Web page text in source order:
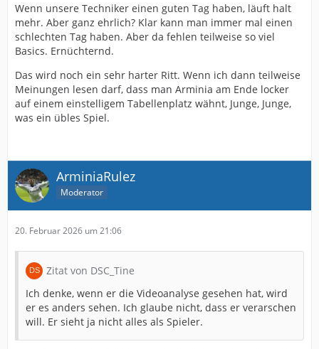
Wenn unsere Techniker einen guten Tag haben, läuft halt
mehr. Aber ganz ehrlich? Klar kann man immer mal einen
schlechten Tag haben. Aber da fehlen teilweise so viel
Basics. Ernüchternd.
Das wird noch ein sehr harter Ritt. Wenn ich dann teilweise
Meinungen lesen darf, dass man Arminia am Ende locker
auf einem einstelligem Tabellenplatz wähnt, Junge, Junge,
was ein übles Spiel.
ArminiaRulez
Moderator
20. Februar 2026 um 21:06
Zitat von DSC_Tine
Ich denke, wenn er die Videoanalyse gesehen hat, wird
er es anders sehen. Ich glaube nicht, dass er verarschen
will. Er sieht ja nicht alles als Spieler.